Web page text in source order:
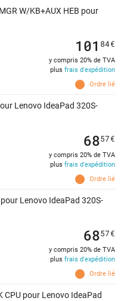
W/KB+AUX HEB pour
Ordre lié
101 84€
y compris 20% de TVA
plus frais d'expédition
Lenovo IdeaPad 320S-
Ordre lié
6857€
y compris 20% de TVA
plus frais d'expédition
Lenovo IdeaPad 320S-
Ordre lié
6857€
y compris 20% de TVA
plus frais d'expédition
CPU pour Lenovo IdeaPad